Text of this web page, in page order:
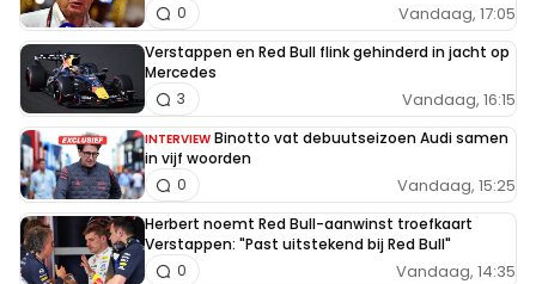
Vandaag, 17:05
0
Verstappen en Red Bull flink gehinderd in jacht op
Mercedes
Vandaag, 16:15
3
INTERVIEW Binotto vat debuutseizoen Audi samen
in vijf woorden
Vandaag, 15:25
0
Herbert noemt Red Bull-aanwinst troefkaart
Verstappen: "Past uitstekend bij Red Bull"
Vandaag, 14:35
0